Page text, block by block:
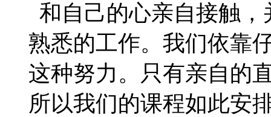
和自己的心亲自接触
熟悉的工作。我们依靠
这种努力。只有亲自的
所以我们的课程如此安